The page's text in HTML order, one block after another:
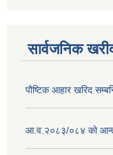
सार्वजनिक
पौष्टिक आहार खरिद
आ.व.२०८३/०८४ को